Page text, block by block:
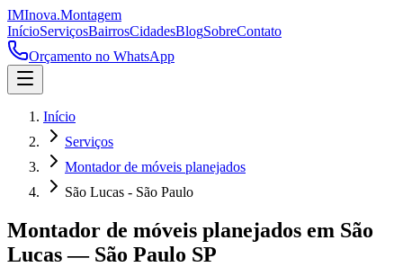
IMInova.Montagem
InícioServiçosBairrosCidadesBlogSobreContato
Orçamento no WhatsApp
Início
Serviços
Montador de móveis planejados
São Lucas - São Paulo
Montador de móveis planejados em São
Lucas— São Paulo SP